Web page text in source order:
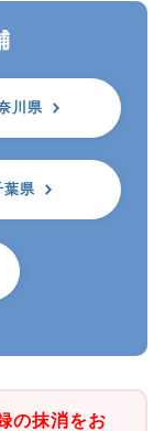
川県
葉県
の抹消をお